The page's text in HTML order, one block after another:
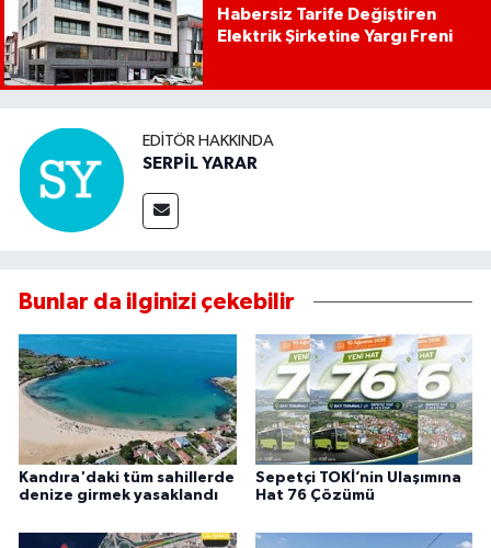
Habersiz Tarife Değiştiren
Elektrik Şirketine Yargı Freni
EDITÖR HAKKINDA
SERPİL YARAR
Bunlar da ilginizi çekebilir
Kandıra'daki tüm sahillerde
denize girmek yasaklandı
Sepetçi TOKİ’nin Ulaşımına
Hat 76 Çözümü